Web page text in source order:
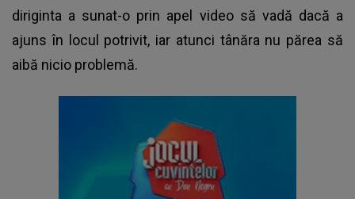
diriginta a sunat-o prin apel video să vadă dacă a
ajuns în locul potrivit, iar atunci tânăra nu părea să
aibă nicio problemă.